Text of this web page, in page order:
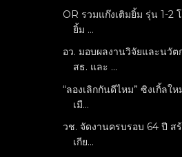
OR รวมแก๊งเติมยิ้ม รุ่น 1-2
ยิ้ม ...
อว. มอบผลงานวิจัยและนวั
สธ. และ ...
“ลองเลิกกันดีไหม” ซิงเกิ้ลใ
เมื...
วช. จัดงานครบรอบ 64 ปี ส
เกีย...